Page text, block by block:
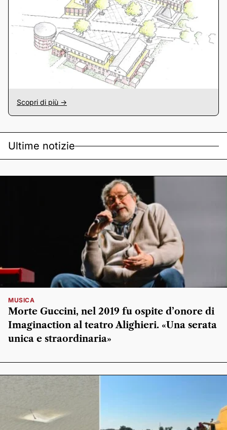
Scopri di più ->
Ultime notizie
MUSICA
Morte Guccini, nel 2019 fu ospite d’onore di
Imaginaction al teatro Alighieri. «Una serata
unica e straordinaria»